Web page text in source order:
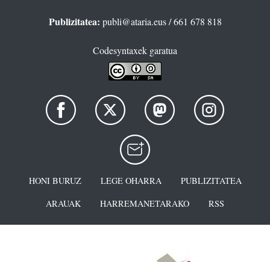
Publizitatea: publi@ataria.eus/ 661 678 818
Codesyntaxek garatua
HONI BURUZ LEGE OHARRA
PUBLIZITATEA
ARAUAK
HARREMANETARAKO RSS